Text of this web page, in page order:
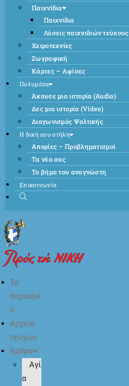
Παιχνίδια
Παιχνίδια
Λύσεις παιχνιδιών τεύχους
Χειροτεχνίες
Ζωγραφική
Κάρτες – Αφίσες
Πολυμέσα
Άκουσε μια ιστορία (Audio)
Δες μια ιστορία (Video)
Διαγωνισμός Ψαλτικής
Η δική σου στήλη
Απορίες – Προβληματισμοί
Τα νέα σας
Το βήμα του αναγνώστη
Επικοινωνία
Το
περιοδικ
ό
Αρχείο
τευχών
Άρθρα
Αγί
α